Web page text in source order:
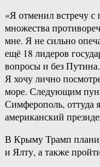
«Я отменил встречу с
множества
мне. Я не сильно
ещё 18 лидеров
вопросы и без
Я хочу лично
море. Следующим
Симферополь, оттуда
американский
В Крыму Трамп
и Ялту, а также